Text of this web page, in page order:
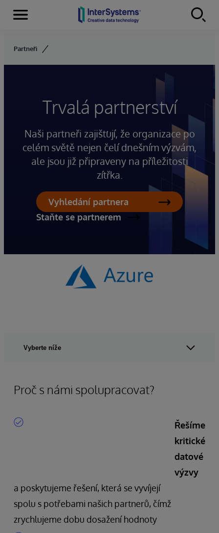
Skip to content
Menu
Partneři
Trvalá partnerství
Naši partneři zajišťují, že organizace po
celém světě nejen čelí dnešním výzvám,
ale jsou již připraveny na příležitosti
zítřka.
Vyhledání partnera
Staňte se partnerem
Proč s námi spolupracovat?
Řešíme
kritické
datové
výzvy
a poskytujeme řešení, která se vyvíjejí
spolu s potřebami našich partnerů, čímž
zrychlujeme dobu dosažení hodnoty
Vyberte níže